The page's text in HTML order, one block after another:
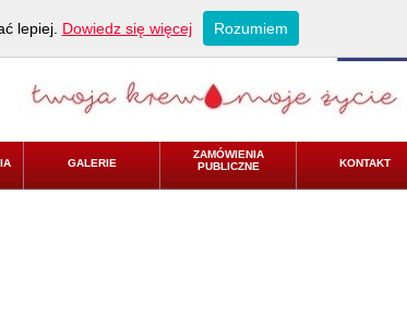
GALERIE
ZAMÓWIENIA
PUBLICZNE
KONTAKT
lepiej. Dowiedz się więcej Rozumiem